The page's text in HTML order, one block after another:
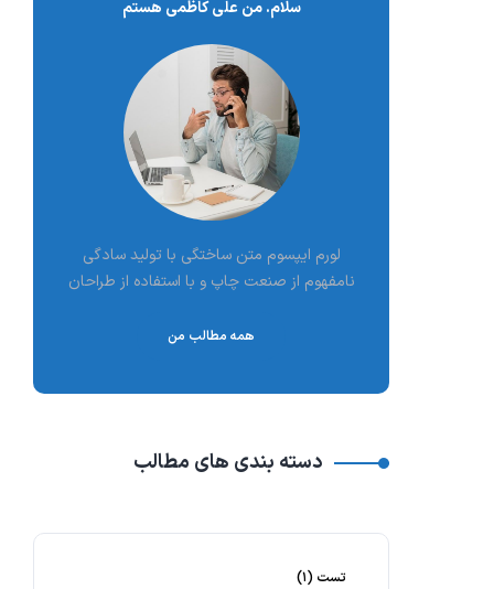
سلام. من علی کاظمی هستم
لورم ایپسوم متن ساختگی با تولید سادگی
نامفهوم از صنعت چاپ و با استفاده از طراحان
همه مطالب من
دسته بندی های مطالب
تست (۱)